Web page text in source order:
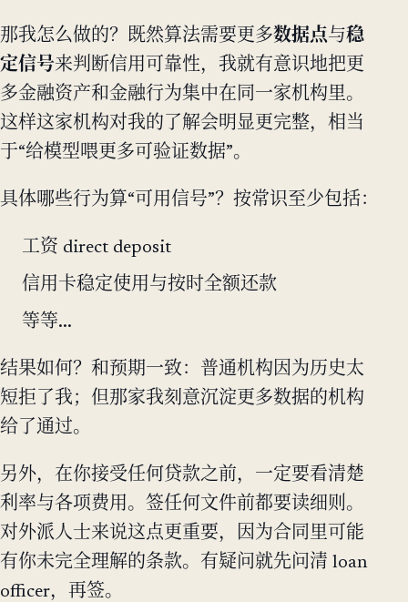
那我怎么做的？既然算法需要更多数据点与稳
定信号来判断信用可靠性，我就有意识地把更
多金融资产和金融行为集中在同一家机构里。
这样这家机构对我的了解会明显更完整，相当
于“给模型喂更多可验证数据”。
具体哪些行为算“可用信号”？按常识至少包括：
工资 direct deposit
信用卡稳定使用与按时全额还款
等等...
结果如何？和预期一致：普通机构因为历史太
短拒了我；但那家我刻意沉淀更多数据的机构
给了通过。
另外，在你接受任何贷款之前，一定要看清楚
利率与各项费用。签任何文件前都要读细则。
对外派人士来说这点更重要，因为合同里可能
有你未完全理解的条款。有疑问就先问清 loan
officer，再签。